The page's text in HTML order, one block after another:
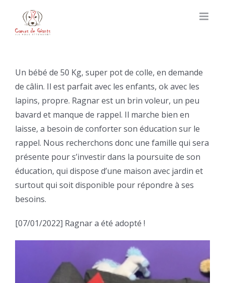
content
Un bébé de 50 Kg, super pot de colle, en demande
de câlin. Il est parfait avec les enfants, ok avec les
lapins, propre. Ragnar est un brin voleur, un peu
bavard et manque de rappel. Il marche bien en
laisse, a besoin de conforter son éducation sur le
rappel. Nous recherchons donc une famille qui sera
présente pour s’investir dans la poursuite de son
éducation, qui dispose d’une maison avec jardin et
surtout qui soit disponible pour répondre à ses
besoins.
[07/01/2022] Ragnar a été adopté !